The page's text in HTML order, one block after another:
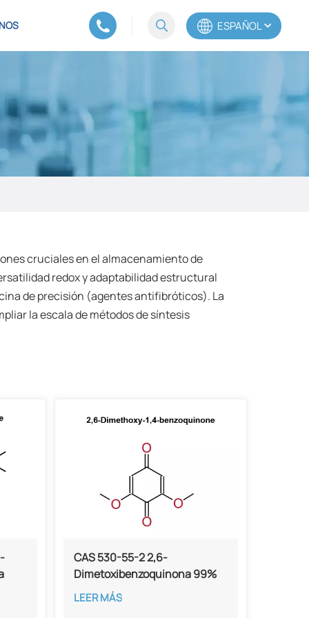
ESPAÑOL
Español
cruciales en el almacenamiento de
redox y adaptabilidad estructural
de precisión (agentes antifibróticos). La
la escala de métodos de síntesis
CAS 530-55-2 2,6-
Dimetoxibenzoquinona 99%
de pureza
LEER MÁS